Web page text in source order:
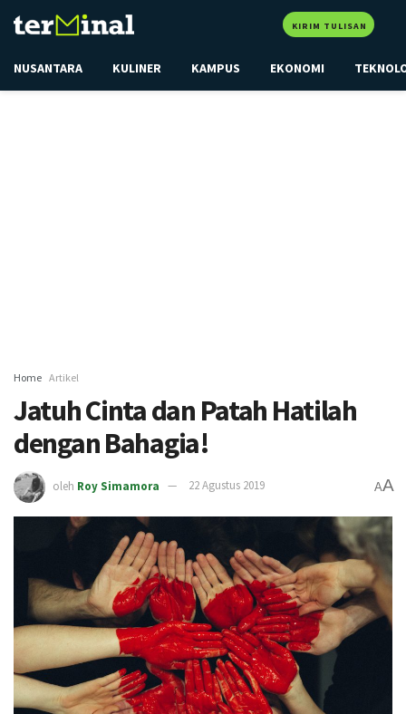
KIRIM TULISAN
NUSANTARA KULINER KAMPUS EKONOMI
Home Artikel
Jatuh Cinta dan Patah Hatilah
dengan Bahagia!
oleh Roy Simamora 22 Agustus 2019 AA